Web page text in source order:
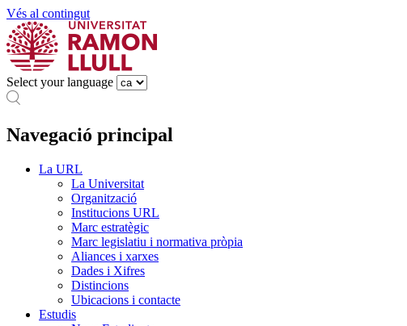
Vés al contingut
Select your language
Navegació principal
La URL
La Universitat
Organització
Institucions URL
Marc estratègic
Marc legislatiu i normativa pròpia
Aliances i xarxes
Dades i Xifres
Distincions
Ubicacions i contacte
Estudis